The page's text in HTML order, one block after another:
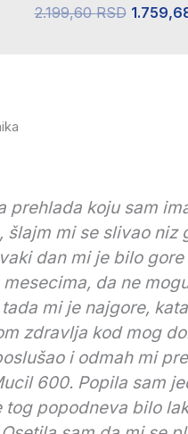
2.199,60RSD
prehlada koju sam
šlajm mi se slivao niz
dan mi je bilo
da ne
mi je najgore,
zdravlja kod mog
i odmah mi
600. Popila sam
tog popodneva bilo